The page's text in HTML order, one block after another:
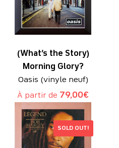
(What’s the Story)
Morning Glory?
Oasis (vinyle neuf)
À partir de 79,00€
SOLD OUT!